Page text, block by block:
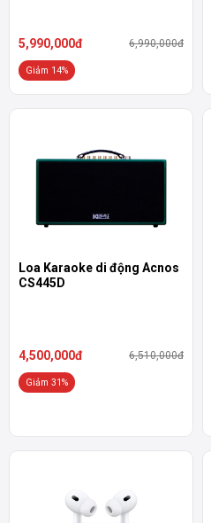
5,990,000đ 6,990,000đ
Giảm 14%
Loa Karaoke di động Acnos
CS445D
4,500,000đ 6,510,000đ
Giảm 31%